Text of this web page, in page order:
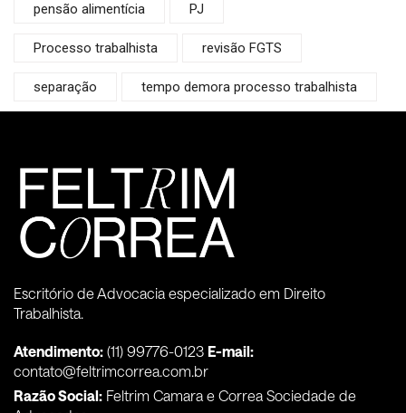
pensão alimentícia PJ
Processo trabalhista revisão FGTS
separação tempo demora processo trabalhista
Escritório de Advocacia especializado em Direito
Trabalhista.
Atendimento: (11) 99776-0123 E-mail:
contato@feltrimcorrea.com.br
Razão Social: Feltrim Camara e Correa Sociedade de